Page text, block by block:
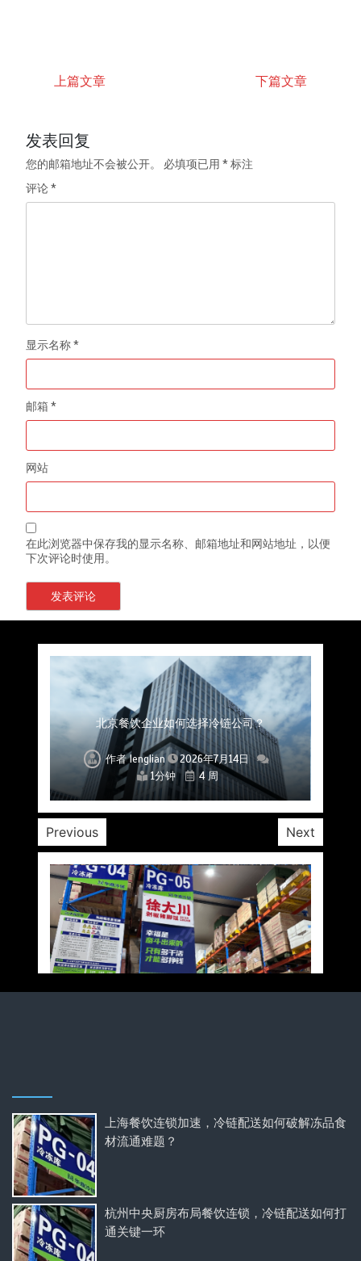
上篇文章 下篇文章
发表回复
您的邮箱地址不会被公开。 必填项已用*标注
评论*
显示名称*
邮箱*
网站
在此浏览器中保存我的显示名称、邮箱地址和网站地址，以便
下次评论时使用。
上海餐饮连锁加速，冷链配送如何破解冻品食材
流通难题？
作者lenglian
2026年7月14日
1分钟
4 周
杭州中央厨房布局餐饮连锁，冷链配送如何打通
关键一环
作者lenglian
2026年7月14日
1分钟
4 周
北京餐饮企业如何选择冷链公司？
作者lenglian
2026年7月14日
1分钟
4 周
深圳冷链物流如何护航餐饮连锁？冻品食材流通
全解析
作者lenglian
2026年7月14日
1分钟
4 周
北京餐饮仓配一体化的核心价值与落地实践解析
作者lenglian
2026年7月14日
1分钟
4 周
武汉冻品配送三要素：控温、时效、低成本如何
兼得？
作者lenglian
2026年7月14日
1分钟
4 周
重庆冷链布局解冻食材运输密码，餐饮连锁如何
稳控品质？
作者lenglian
2026年7月14日
1分钟
4 周
Previous Next
上海餐饮连锁加速，冷链配送如何破解冻品食
材流通难题？
杭州中央厨房布局餐饮连锁，冷链配送如何打
通关键一环